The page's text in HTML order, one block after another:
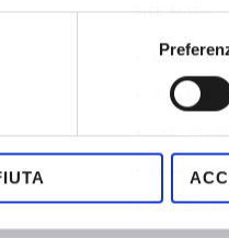
SITE MAP
Home
About us
SKILLATO®
Case
Our